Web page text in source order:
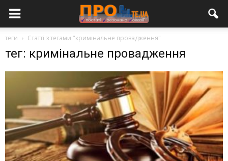
теги Статті з тегами "кримінальне провадження"
тег: кримінальне провадження